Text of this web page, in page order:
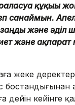
құқығы
санаймын.
және әділ
және ақпарат
жеке
бостандығынан
дейін кейінге